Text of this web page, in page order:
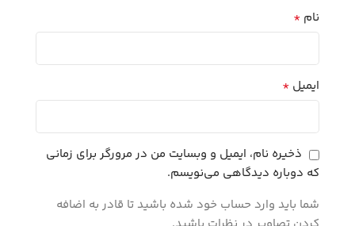
نام *
ایمیل *
ذخیره نام، ایمیل و وبسایت من در مرورگر برای زمانی
که دوباره دیدگاهی می‌نویسم.
شما باید وارد حساب خود شده باشید تا قادر به اضافه